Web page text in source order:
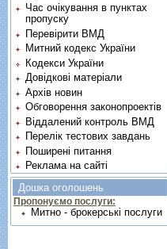
Час очікування в пунктах
пропуску
Перевірити ВМД
Митний кодекс України
Кодекси України
Довідкові матеріали
Архів новин
Обговорення законопроектів
Віддалений контроль ВМД
Перелік тестових завдань
Поширені питання
Реклама на сайті
Дошка оголошень
Пропонуємо послуги:
Митно - брокерські послуги